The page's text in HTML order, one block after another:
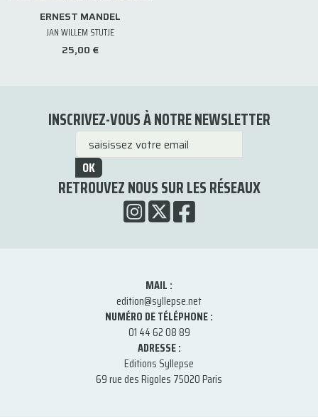
ERNEST MANDEL
JAN WILLEM STUTJE
25,00 €
INSCRIVEZ-VOUS À NOTRE NEWSLETTER
OK
RETROUVEZ NOUS SUR LES RÉSEAUX
MAIL :
edition@syllepse.net
NUMÉRO DE TÉLÉPHONE :
01 44 62 08 89
ADRESSE :
Editions Syllepse
69 rue des Rigoles 75020 Paris